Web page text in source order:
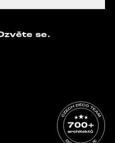
se.